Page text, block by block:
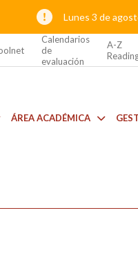
Lunes 3 de
Calendarios
de
evaluación
A-Z
ÁREA ACADÉMICA